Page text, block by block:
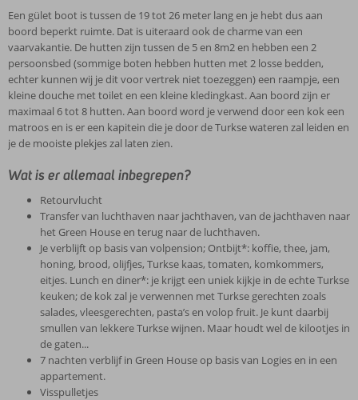
Een gület boot is tussen de 19 tot 26 meter lang en je hebt dus aan
boord beperkt ruimte. Dat is uiteraard ook de charme van een
vaarvakantie. De hutten zijn tussen de 5 en 8m2 en hebben een 2
persoonsbed (sommige boten hebben hutten met 2 losse bedden,
echter kunnen wij je dit voor vertrek niet toezeggen) een raampje, een
kleine douche met toilet en een kleine kledingkast. Aan boord zijn er
maximaal 6 tot 8 hutten. Aan boord word je verwend door een kok een
matroos en is er een kapitein die je door de Turkse wateren zal leiden en
je de mooiste plekjes zal laten zien.
Wat is er allemaal inbegrepen?
Retourvlucht
Transfer van luchthaven naar jachthaven, van de jachthaven naar
het Green House en terug naar de luchthaven.
Je verblijft op basis van volpension; Ontbijt*: koffie, thee, jam,
honing, brood, olijfjes, Turkse kaas, tomaten, komkommers,
eitjes. Lunch en diner*: je krijgt een uniek kijkje in de echte Turkse
keuken; de kok zal je verwennen met Turkse gerechten zoals
salades, vleesgerechten, pasta’s en volop fruit. Je kunt daarbij
smullen van lekkere Turkse wijnen. Maar houdt wel de kilootjes in
de gaten...
7 nachten verblijf in Green House op basis van Logies en in een
appartement.
Visspulletjes